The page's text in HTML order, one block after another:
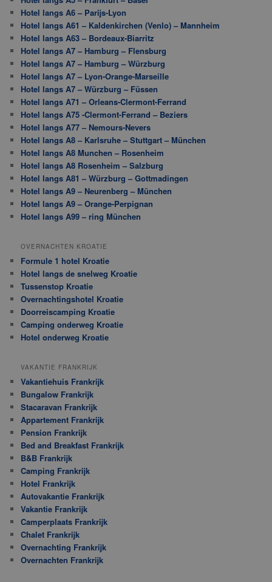
Hotel langs A6 – Parijs-Lyon
Hotel langs A61 – Kaldenkirchen (Venlo) – Mannheim
Hotel langs A63 – Bordeaux-Biarritz
Hotel langs A7 – Hamburg – Flensburg
Hotel langs A7 – Hamburg – Würzburg
Hotel langs A7 – Lyon-Orange-Marseille
Hotel langs A7 – Würzburg – Füssen
Hotel langs A71 – Orleans-Clermont-Ferrand
Hotel langs A75 -Clermont-Ferrand – Beziers
Hotel langs A77 – Nemours-Nevers
Hotel langs A8 – Karlsruhe – Stuttgart – München
Hotel langs A8 Munchen – Rosenheim
Hotel langs A8 Rosenheim – Salzburg
Hotel langs A81 – Würzburg – Gottmadingen
Hotel langs A9 – Neurenberg – München
Hotel langs A9 – Orange-Perpignan
Hotel langs A99 – ring München
OVERNACHTEN KROATIE
Formule 1 hotel Kroatie
Hotel langs de snelweg Kroatie
Tussenstop Kroatie
Overnachtingshotel Kroatie
Doorreiscamping Kroatie
Camping onderweg Kroatie
Hotel onderweg Kroatie
VAKANTIE FRANKRIJK
Vakantiehuis Frankrijk
Bungalow Frankrijk
Stacaravan Frankrijk
Appartement Frankrijk
Pension Frankrijk
Bed and Breakfast Frankrijk
B&B Frankrijk
Camping Frankrijk
Hotel Frankrijk
Autovakantie Frankrijk
Vakantie Frankrijk
Camperplaats Frankrijk
Chalet Frankrijk
Overnachting Frankrijk
Overnachten Frankrijk